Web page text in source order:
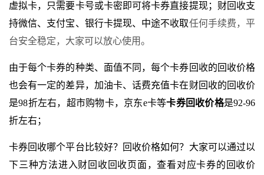
虚拟卡，只需要卡号或卡密即可将卡券直接提现；财回收支
持微信、支付宝、银行卡提现、中途不收取任何手续费，平
台安全稳定，大家可以放心使用。
由于每个卡券的种类、面值不同，每个卡券回收的回收价格
也会有一定的差异，加油卡、话费充值卡在财回收的回收价
是98折左右，超市购物卡，京东e卡等卡券回收价格是92-96
折左右；
卡券回收哪个平台比较好？回收价格如何？大家可以通过以
下三种方法进入财回收回收页面，查看对应卡券的回收价